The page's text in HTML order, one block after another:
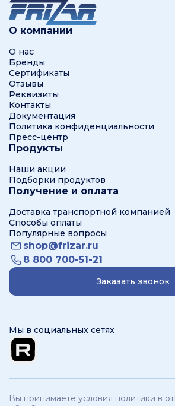
О компании
О нас
Бренды
Сертификаты
Отзывы
Реквизиты
Контакты
Документация
Политика конфиденциальности
Пресс-центр
Продукты
Наши акции
Подборки продуктов
Получение и оплата
Доставка транспортной компанией
Способы оплаты
Популярные вопросы
shop@frizar.ru
8 800 700-51-21
Заказать звонок
Мы в социальных сетях
Вы принимаете условия политики в